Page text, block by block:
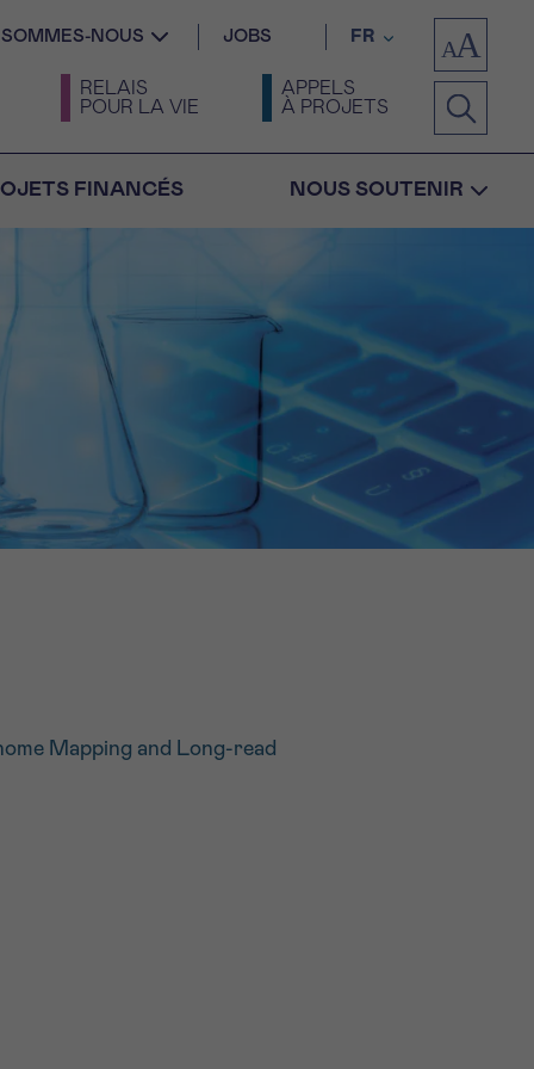
NOUS JOBS FR
RELAIS
POUR LA VIE
APPELS
À PROJETS
FINANCÉS NOUS SOUTENIR
Mapping and Long-read
16h-18h